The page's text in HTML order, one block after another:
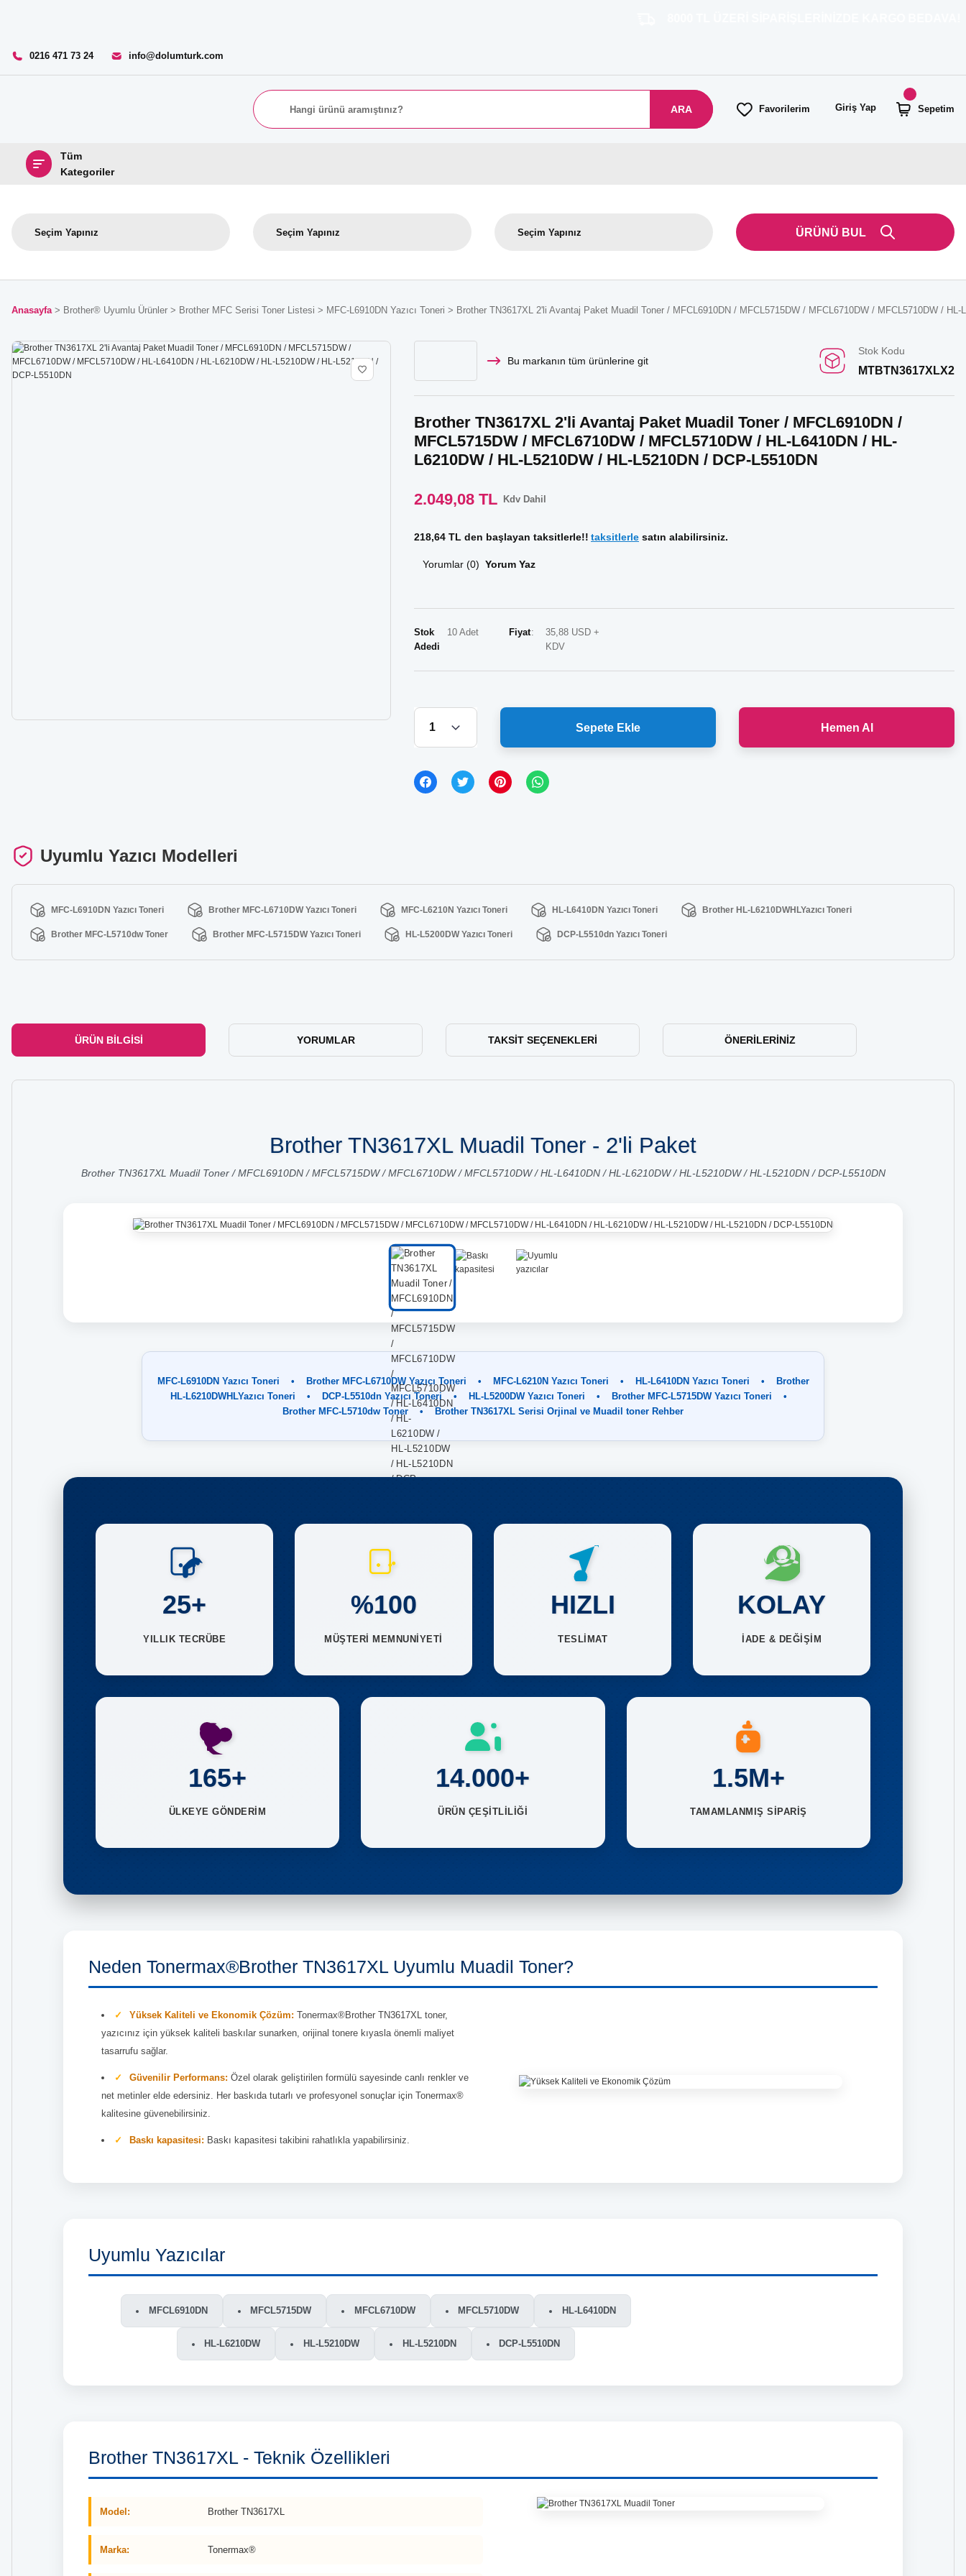
0216 471 73 24 info@dolumturk.com
ARA Favorilerim Giriş Yap Sepetim
Tüm
Kategoriler
ÜRÜNÜ BUL
Anasayfa Brother® Uyumlu Ürünler Brother MFC Serisi Toner Listesi MFC-L6910DN Yazıcı Toneri Brother TN3617XL 2'li Avantaj Paket Muadil Toner / MFCL6910DN / MFCL5715DW / MFCL6710DW / MFCL5710DW /
Bu markanın tüm ürünlerine git
Stok Kodu
MTBTN3617XLX2
Brother TN3617XL 2'li Avantaj Paket Muadil Toner / MFCL6910DN /
MFCL5715DW / MFCL6710DW / MFCL5710DW / HL-L6410DN / HL-
L6210DW / HL-L5210DW / HL-L5210DN / DCP-L5510DN
2.049,08 TL Kdv Dahil
218,64 TL den başlayan taksitlerle!! taksitlerle satın alabilirsiniz.
Yorumlar (0) Yorum Yaz
Stok
Adedi
10 Adet Fiyat
35,88 USD +
KDV
Sepete Ekle Hemen Al
Uyumlu Yazıcı Modelleri
MFC-L6910DN Yazıcı Toneri Brother MFC-L6710DW Yazıcı Toneri MFC-L6210N Yazıcı Toneri HL-L6410DN Yazıcı Toneri Brother HL-L6210DWHLYazıcı Toneri
Brother MFC-L5710dw Toner Brother MFC-L5715DW Yazıcı Toneri HL-L5200DW Yazıcı Toneri DCP-L5510dn Yazıcı Toneri
ÜRÜN BILGISI YORUMLAR TAKSIT SEÇENEKLERI ÖNERILERINIZ
Brother TN3617XL Muadil Toner - 2'li Paket
Brother TN3617XL Muadil Toner / MFCL6910DN / MFCL5715DW / MFCL6710DW / MFCL5710DW / HL-L6410DN / HL-L6210DW / HL-L5210DW / HL-L5210DN / DCP-L5510DN
MFC-L6910DN Yazıcı Toneri • Brother MFC-L6710DW Yazıcı Toneri • MFC-L6210N Yazıcı Toneri • HL-L6410DN Yazıcı Toneri •
Brother
HL-L6210DWHLYazıcı Toneri
• DCP-L5510dn Yazıcı Toneri • HL-L5200DW Yazıcı Toneri • Brother MFC-L5715DW Yazıcı Toneri
•
Brother MFC-L5710dw Toner
• Brother TN3617XL Serisi Orjinal ve Muadil toner Rehber
25+
YILLIK TECRÜBE
%100
MÜŞTERİ MEMNUNİYETİ
HIZLI
TESLİMAT
KOLAY
İADE & DEĞİŞİM
165+
ÜLKEYE GÖNDERİM
14.000+
ÜRÜN ÇEŞİTLİLİĞİ
1.5M+
TAMAMLANMIŞ SİPARİŞ
Neden Tonermax®Brother TN3617XL Uyumlu Muadil Toner?
Yüksek Kaliteli ve Ekonomik Çözüm: Tonermax®Brother TN3617XL toner,
yazıcınız için yüksek kaliteli baskılar sunarken, orijinal tonere kıyasla önemli maliyet
tasarrufu sağlar.
Güvenilir Performans: Özel olarak geliştirilen formülü sayesinde canlı renkler ve
net metinler elde edersiniz. Her baskıda tutarlı ve profesyonel sonuçlar için Tonermax®
kalitesine güvenebilirsiniz.
Baskı kapasitesi: Baskı kapasitesi takibini rahatlıkla yapabilirsiniz.
Uyumlu Yazıcılar
MFCL6910DN MFCL5715DW MFCL6710DW MFCL5710DW HL-L6410DN
HL-L6210DW HL-L5210DW HL-L5210DN DCP-L5510DN
Brother TN3617XL - Teknik Özellikleri
Model: Brother TN3617XL
Marka: Tonermax®